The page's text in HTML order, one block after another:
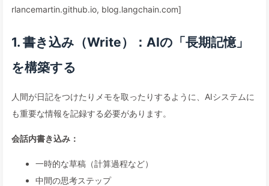
rlancemartin.github.io, blog.langchain.com]
1. 書き込み（Write）：AIの「長期記憶」
を構築する
人間が日記をつけたりメモを取ったりするように、AIシステムに
も重要な情報を記録する必要があります。
会話内書き込み：
一時的な草稿（計算過程など）
中間の思考ステップ